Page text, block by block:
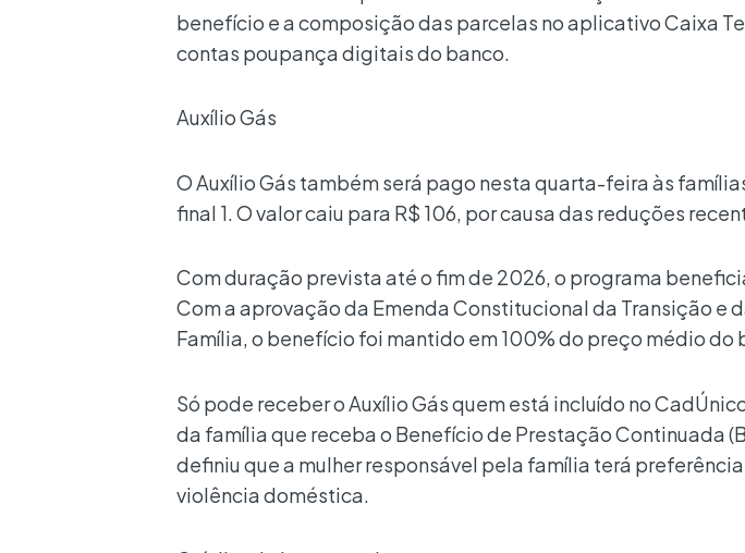
benefício e a composição das parcelas no aplicativo Caixa
contas poupança digitais do banco.
Auxílio Gás
O Auxílio Gás também será pago nesta quarta-feira às
final 1. O valor caiu para R$ 106, por causa das reduções
Com duração prevista até o fim de 2026, o programa
Com a aprovação da Emenda Constitucional da Transição e
Família, o benefício foi mantido em 100% do preço médio do
Só pode receber o Auxílio Gás quem está incluído no
da família que receba o Benefício de Prestação Continuada
definiu que a mulher responsável pela família terá
violência doméstica.